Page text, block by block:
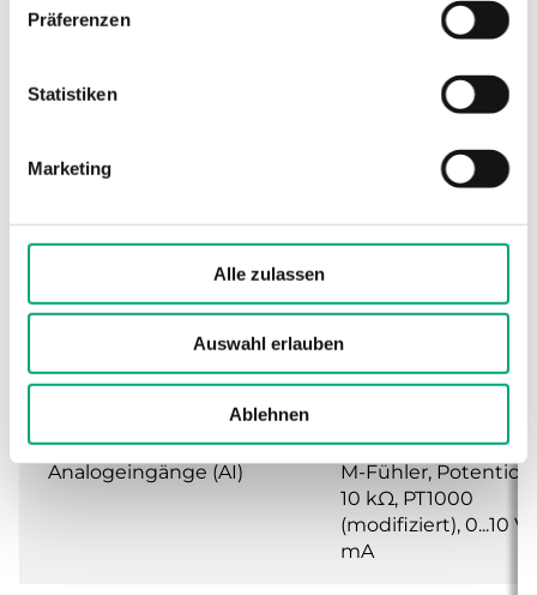
Präferenzen
Statistiken
Marketing
Alle zulassen
Auswahl erlauben
Ablehnen
Datensicherung Kondensator
Kommunikation
RS232, R+S Bus
CAN Bus, M-Bus
Montage Schaltschrank oder
Abmessungen (B x H x
144 x 144 x 140mm
Analogeingänge (AI)
M-Fühler,
10 kΩ, PT1000
(modifiziert), 0...10 V,
mA